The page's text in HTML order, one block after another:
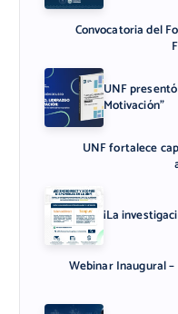
Convocatoria del
UNF
Motivación”
UNF fortalece
¡La
Webinar Inaugural